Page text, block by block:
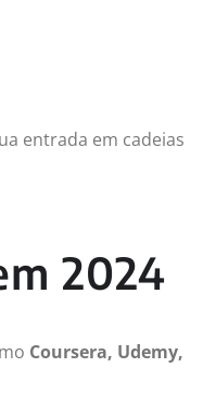
entrada em cadeias
2024
Coursera, Udemy,